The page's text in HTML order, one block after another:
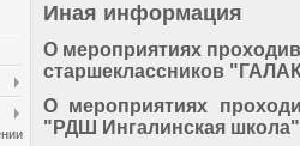
Иная информация
О мероприятиях
старшеклассников
О мероприятиях
"РДШ Ингалинская школа"